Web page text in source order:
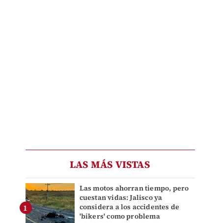
LAS MÁS VISTAS
Las motos ahorran tiempo, pero
cuestan vidas: Jalisco ya
considera a los accidentes de
'bikers' como problema